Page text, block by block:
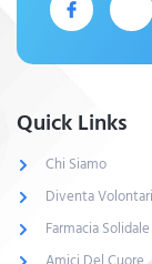
Quick Links
Chi Siamo
Diventa
Farmacia Solidale